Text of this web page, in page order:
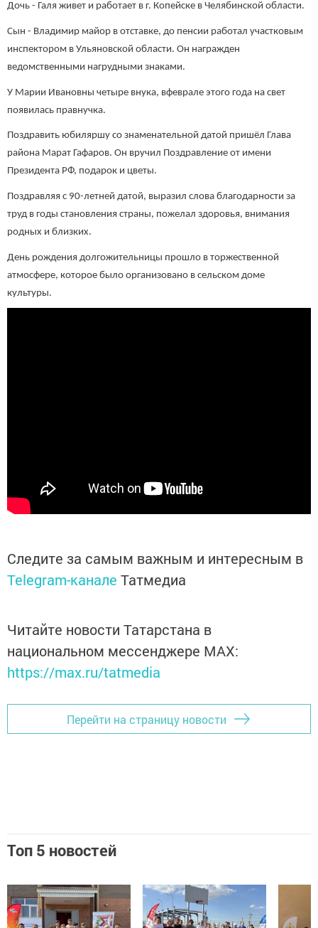
Дочь - Галя живет и работает в г. Копейске в Челябинской области.
Сын - Владимир майор в отставке, до пенсии работал участковым
инспектором в Ульяновской области. Он награжден
ведомственными нагрудными знаками.
У Марии Ивановны четыре внука, вфеврале этого года на свет
появилась правнучка.
Поздравить юбиляршу со знаменательной датой пришёл Глава
района Марат Гафаров. Он вручил Поздравление от имени
Президента РФ, подарок и цветы.
Поздравляя с 90-летней датой, выразил слова благодарности за
труд в годы становления страны, пожелал здоровья, внимания
родных и близких.
День рождения долгожительницы прошло в торжественной
атмосфере, которое было организовано в сельском доме
культуры.
Следите за самым важным и интересным в
Telegram-канале Татмедиа
Читайте новости Татарстана в
национальном мессенджере MАХ:
https://max.ru/tatmedia
Перейти на страницу новости
Топ 5 новостей